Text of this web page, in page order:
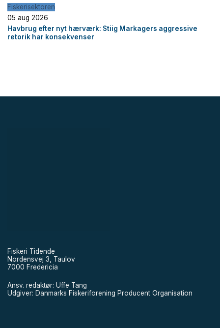
Fiskerisektoren
05 aug 2026
Havbrug efter nyt hærværk: Stiig Markagers aggressive
retorik har konsekvenser
Fiskeri Tidende
Nordensvej 3, Taulov
7000 Fredericia
Ansv. redaktør: Uffe Tang
Udgiver: Danmarks Fiskeriforening Producent Organisation